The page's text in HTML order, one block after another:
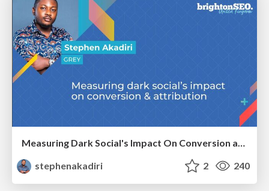
Measuring Dark Social's Impact On Conversion and Attribution
stephenakadiri
2 240